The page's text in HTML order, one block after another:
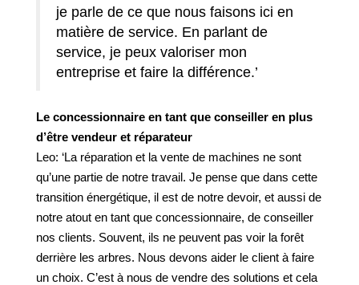
je parle de ce que nous faisons ici en
matière de service. En parlant de
service, je peux valoriser mon
entreprise et faire la différence.’
Le concessionnaire en tant que conseiller en plus
d’être vendeur et réparateur
Leo: ‘La réparation et la vente de machines ne sont
qu’une partie de notre travail. Je pense que dans cette
transition énergétique, il est de notre devoir, et aussi de
notre atout en tant que concessionnaire, de conseiller
nos clients. Souvent, ils ne peuvent pas voir la forêt
derrière les arbres. Nous devons aider le client à faire
un choix. C’est à nous de vendre des solutions et cela